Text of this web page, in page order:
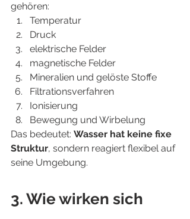
gehören:
Temperatur
Druck
elektrische Felder
magnetische Felder
Mineralien und gelöste Stoffe
Filtrationsverfahren
Ionisierung
Bewegung und Wirbelung
Das bedeutet: Wasser hat keine fixe
Struktur, sondern reagiert flexibel auf
seine Umgebung.
3. Wie wirken sich